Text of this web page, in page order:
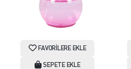
FAVORILERE EKLE
SEPETE EKLE